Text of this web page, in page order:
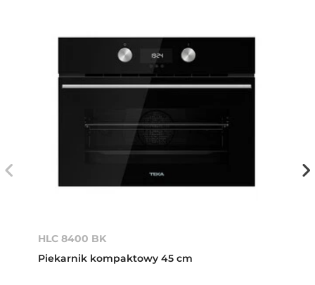
HLC 8400 BK
Piekarnik kompaktowy 45 cm